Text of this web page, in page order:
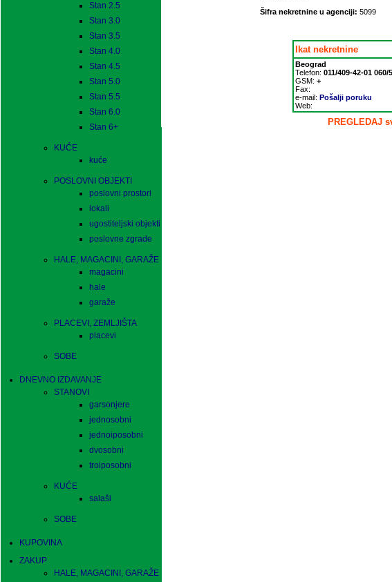
Stan 2.5
Stan 3.0
Stan 3.5
Stan 4.0
Stan 4.5
Stan 5.0
Stan 5.5
Stan 6.0
Stan 6+
KUĆE
kuće
POSLOVNI OBJEKTI
poslovni prostori
lokali
ugostiteljski objekti
poslovne zgrade
HALE, MAGACINI, GARAŽE
magacini
hale
garaže
PLACEVI, ZEMLJIŠTA
placevi
SOBE
DNEVNO IZDAVANJE
STANOVI
garsonjere
jednosobni
jednoiposobni
dvosobni
troiposobni
KUĆE
salaši
SOBE
KUPOVINA
ZAKUP
HALE, MAGACINI, GARAŽE
Šifra nekretnine u agenciji: 5099
Ikat nekretnine
Beograd
Telefon: 011/409-42-01 060/
GSM: +
Fax:
e-mail: Pošalji poruku
Web:
PREGLEDAJ